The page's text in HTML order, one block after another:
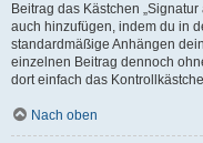
Beitrag das Kästchen
auch hinzufügen, indem du in
standardmäßige Anhängen
einzelnen Beitrag dennoch
dort einfach das
Nach oben